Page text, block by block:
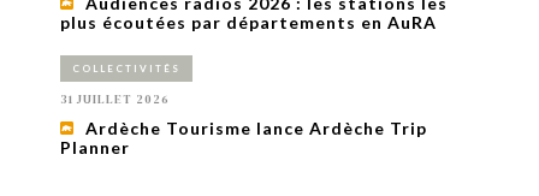
plus écoutées par départements en AuRA
COLLECTIVITÉS
31 JUILLET 2026
Ardèche Tourisme lance Ardèche Trip
Planner